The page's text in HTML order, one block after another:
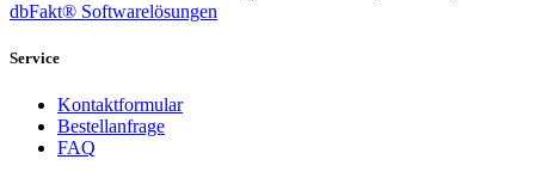
dbFakt® Softwarelösungen
Service
Kontaktformular
Bestellanfrage
FAQ